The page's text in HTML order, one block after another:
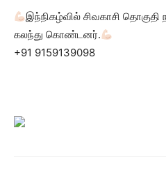
இந்நிகழ்வில் சிவகாசி தொகுதி
கலந்து கொண்டனர்.
+91 9159139098